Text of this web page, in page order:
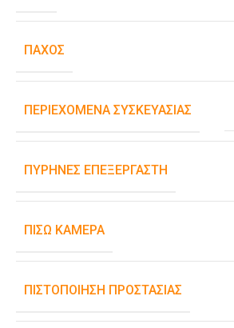
ΠΆΧΟΣ
ΠΕΡΙΕΧΌΜΕΝΑ ΣΥΣΚΕΥΑΣΊΑΣ
ΠΥΡΉΝΕΣ ΕΠΕΞΕΡΓΑΣΤΉ
ΠΊΣΩ ΚΆΜΕΡΑ
ΠΙΣΤΟΠΟΊΗΣΗ ΠΡΟΣΤΑΣΊΑΣ